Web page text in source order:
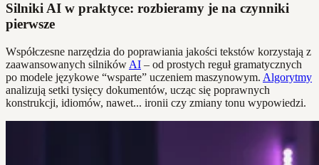
Silniki AI w praktyce: rozbieramy je na czynniki
pierwsze
Współczesne narzędzia do poprawiania jakości tekstów korzystają z
zaawansowanych silników AI – od prostych reguł gramatycznych
po modele językowe “wsparte” uczeniem maszynowym. Algorytmy
analizują setki tysięcy dokumentów, ucząc się poprawnych
konstrukcji, idiomów, nawet... ironii czy zmiany tonu wypowiedzi.